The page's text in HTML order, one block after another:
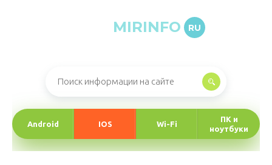
MIRINFO RU
Android IOS Wi-Fi
ПК и
ноутбуки